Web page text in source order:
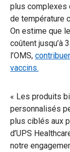
plus complexes
de température
On estime que
coûtent jusqu’à
l’OMS,
vaccins.
« Les produits
personnalisés
plus ciblés aux
d’UPS
notre